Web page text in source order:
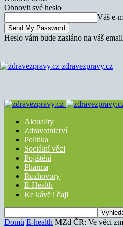
Obnovit své heslo
Váš e-
Heslo vám bude zasláno na váš email
zdravezpravy.cz
Aktuality
Zdravotnictví
Politika
Sociální věci
Pojištění
Pharma
Rozhovory
E-Health
Ke kávě i čaji
Domů E-health MZd ČR: Ve věci